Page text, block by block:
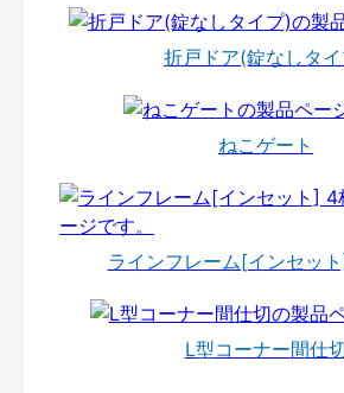
折戸ドア(錠なしタ
ねこゲート
ラインフレーム[インセッ
L型コーナー間仕